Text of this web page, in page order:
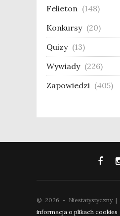
Felieton (148)
Konkursy (20)
Quizy (13)
Wywiady (226)
Zapowiedzi (405)
© 2026 - Niestatystyczny |
informacja o plikach cookies